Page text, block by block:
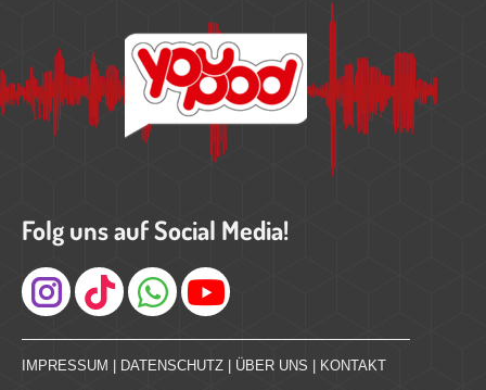
Folg uns auf Social Media!
Instagram
IMPRESSUM DATENSCHUTZ ÜBER UNS KONTAKT